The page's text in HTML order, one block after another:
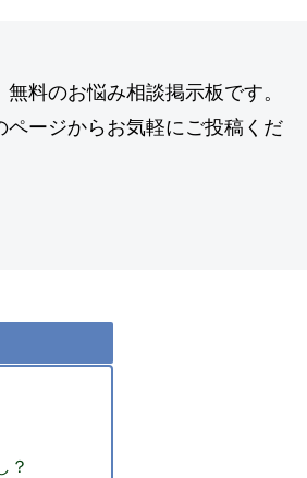
料のお悩み相談掲示板です。
ージからお気軽にご投稿くだ
？